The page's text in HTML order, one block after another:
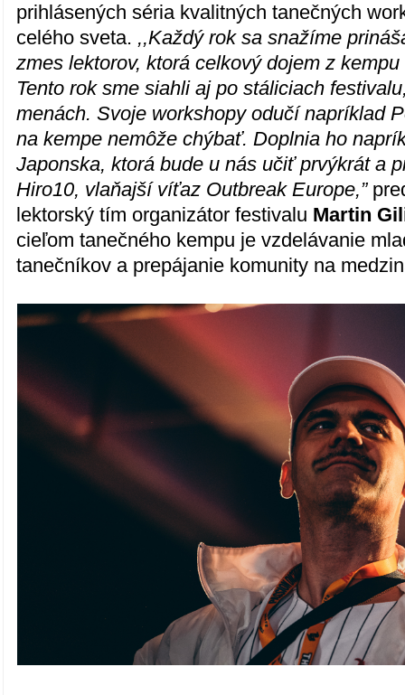
prihlásených séria kvalitných tanečných
celého sveta. ,,Každý rok sa snažíme
zmes lektorov, ktorá celkový dojem z
Tento rok sme siahli aj po stáliciach
menách. Svoje workshopy odučí napríklad
na kempe nemôže chýbať. Doplnia ho
Japonska, ktorá bude u nás učiť prvýkrát a
Hiro10, vlaňajší víťaz Outbreak Europe,”
lektorský tím organizátor festivalu Martin
cieľom tanečného kempu je vzdelávanie
tanečníkov a prepájanie komunity na